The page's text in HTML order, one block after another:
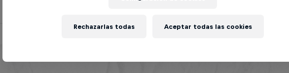
Rechazarlas todas Aceptar todas las cookies